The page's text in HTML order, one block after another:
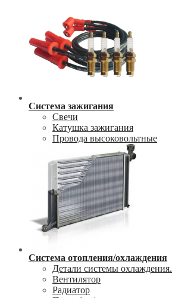
Система зажигания
Свечи
Катушка зажигания
Провода высоковольтные
Система отопления/охлаждения
Детали системы охлаждения.
Вентилятор
Радиатор